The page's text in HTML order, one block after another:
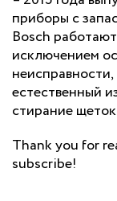
приборы с
Bosch
исключением
естественный
стирание
Thank you for
subscribe!